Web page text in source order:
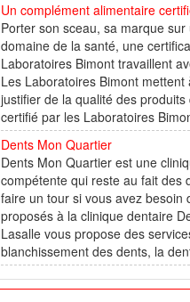
Un complément alimentaire
Porter son sceau, sa marque
domaine de la santé, une
Laboratoires Bimont travaillent
Les Laboratoires Bimont mettent
justifier de la qualité des
certifié par les Laboratoires
Dents Mon Quartier
Dents Mon Quartier est une
compétente qui reste au fait des
faire un tour si vous avez
proposés à la clinique dentaire
Lasalle vous propose des
blanchissement des dents, la